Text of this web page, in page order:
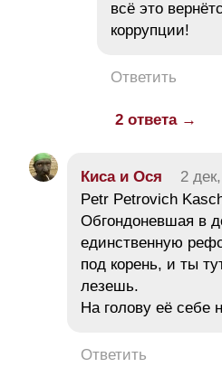
всё это
коррупции!
Ответить
2 ответа →
Киса и Ося 2
Petr Petrovich
Обгондоневшая в
единственную
под корень, и ты
лезешь.
На голову её себе
Ответить